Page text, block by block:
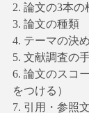
2. 論文の3本の
3. 論文の種類
4. テーマの決
5. 文献調査の
6. 論文のスコ
をつける）
7. 引用・参照